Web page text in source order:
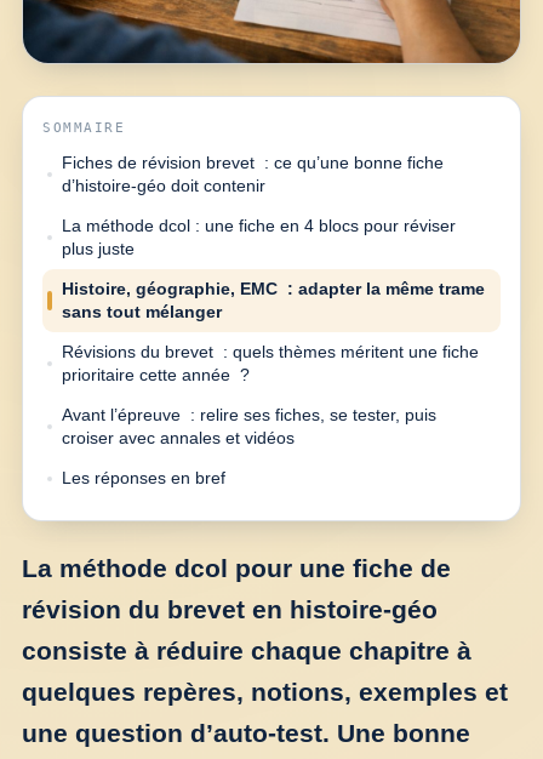
SOMMAIRE
Fiches de révision brevet : ce qu’une bonne fiche
d’histoire-géo doit contenir
La méthode dcol : une fiche en 4 blocs pour réviser
plus juste
Histoire, géographie, EMC : adapter la même trame
sans tout mélanger
Révisions du brevet : quels thèmes méritent une fiche
prioritaire cette année ?
Avant l’épreuve : relire ses fiches, se tester, puis
croiser avec annales et vidéos
Les réponses en bref
La méthode dcol pour une fiche de
révision du brevet en histoire-géo
consiste à réduire chaque chapitre à
quelques repères, notions, exemples et
une question d’auto-test. Une bonne